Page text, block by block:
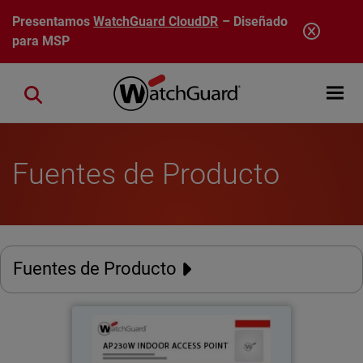
Pasar al contenido principal
PresentamosWatchGuard CloudDR – Diseñado
para MSP
Open
Close search
Fuentes de Producto
Fuentes de Producto
AP230W